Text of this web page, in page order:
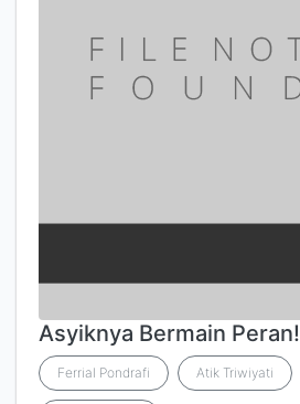
Asyiknya Bermain Peran!
Ferrial Pondrafi Atik Triwiyati